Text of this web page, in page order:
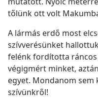
tőlünk ott volt
A lármás erdő most
szívverésünket
felénk fordította
végigmért minket,
egyet. Mondanom sem
szívünkről!